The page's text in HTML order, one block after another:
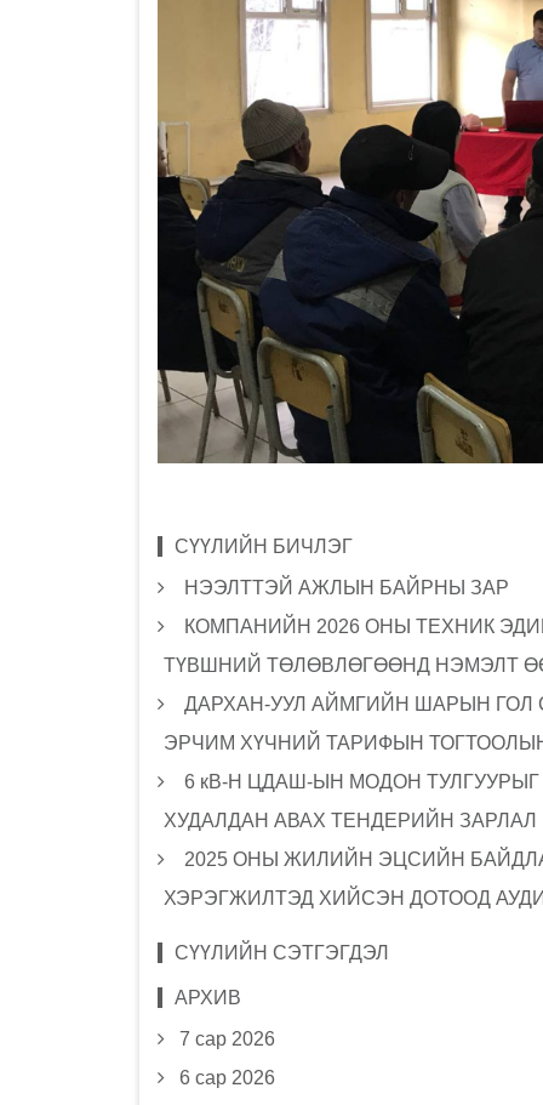
СҮҮЛИЙН БИЧЛЭГ
НЭЭЛТТЭЙ АЖЛЫН БАЙРНЫ ЗАР
КОМПАНИЙН 2026 ОНЫ ТЕХНИК
ТҮВШНИЙ ТӨЛӨВЛӨГӨӨНД НЭМЭЛТ
ДАРХАН-УУЛ АЙМГИЙН ШАРЫН ГОЛ
ЭРЧИМ ХҮЧНИЙ ТАРИФЫН
6 кВ-Н ЦДАШ-ЫН МОДОН
ХУДАЛДАН АВАХ ТЕНДЕРИЙН ЗАРЛАЛ
2025 ОНЫ ЖИЛИЙН ЭЦСИЙН
ХЭРЭГЖИЛТЭД ХИЙСЭН ДОТООД
СҮҮЛИЙН СЭТГЭГДЭЛ
АРХИВ
7 сар 2026
6 сар 2026